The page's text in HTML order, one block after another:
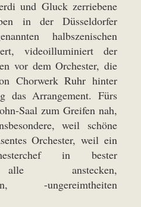
und Gluck zerriebene
in der Düsseldorfer
halbszenischen
videoilluminiert der
vor dem Orchester, die
Chorwerk Ruhr hinter
das Arrangement. Fürs
Saal zum Greifen nah,
weil schöne
Orchester, weil ein
in bester
alle anstecken,
-ungereimtheiten